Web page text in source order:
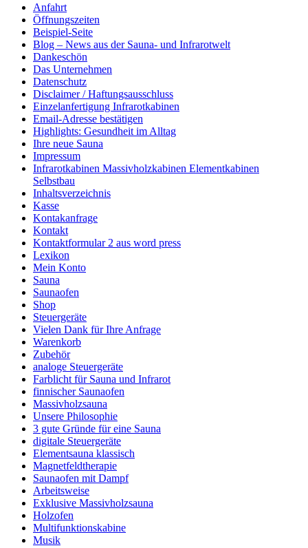
Anfahrt
Öffnungszeiten
Beispiel-Seite
Blog – News aus der Sauna- und Infrarotwelt
Dankeschön
Das Unternehmen
Datenschutz
Disclaimer / Haftungsausschluss
Einzelanfertigung Infrarotkabinen
Email-Adresse bestätigen
Highlights: Gesundheit im Alltag
Ihre neue Sauna
Impressum
Infrarotkabinen Massivholzkabinen Elementkabinen
Selbstbau
Inhaltsverzeichnis
Kasse
Kontakanfrage
Kontakt
Kontaktformular 2 aus word press
Lexikon
Mein Konto
Sauna
Saunaofen
Shop
Steuergeräte
Vielen Dank für Ihre Anfrage
Warenkorb
Zubehör
analoge Steuergeräte
Farblicht für Sauna und Infrarot
finnischer Saunaofen
Massivholzsauna
Unsere Philosophie
3 gute Gründe für eine Sauna
digitale Steuergeräte
Elementsauna klassisch
Magnetfeldtherapie
Saunaofen mit Dampf
Arbeitsweise
Exklusive Massivholzsauna
Holzofen
Multifunktionskabine
Musik